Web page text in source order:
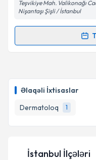
Əlaqəli İxtisaslar
Dermatoloq
1
Teşvikiye Mah. Valikonağı
Nişantaşı Şişli / İstanbul
Randevu
təqvimi tələbi
biləcəyiniz təqvim
E-poçt Ünvanınız
İstanbul İlçələri